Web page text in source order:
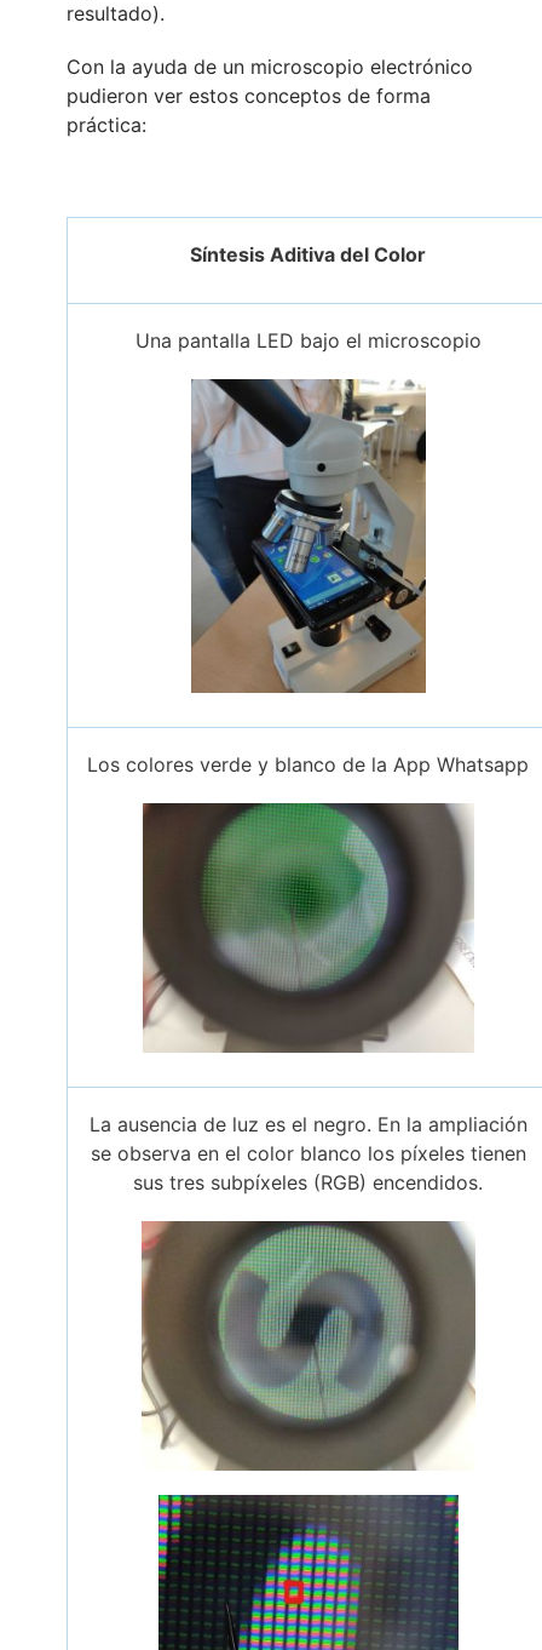
resultado).
Con la ayuda de un microscopio electrónico
pudieron ver estos conceptos de forma
práctica:
Síntesis Aditiva del Color
Una pantalla LED bajo el microscopio
Los colores verde y blanco de la App Whatsapp
La ausencia de luz es el negro. En la ampliación
se observa en el color blanco los píxeles tienen
sus tres subpíxeles (RGB) encendidos.